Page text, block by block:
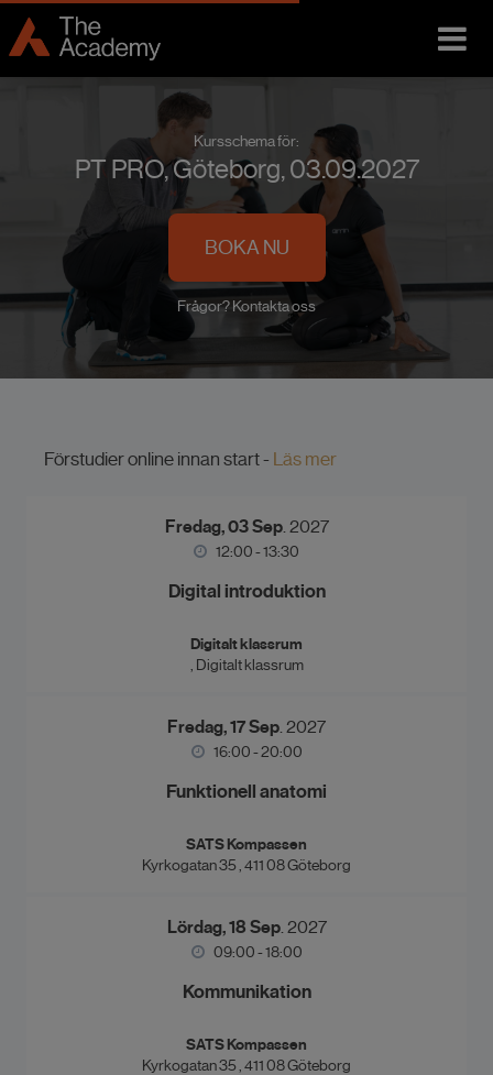
Kursschema för:
PT PRO, Göteborg, 03.09.2027
BOKA NU
Frågor? Kontakta oss
Förstudier online innan start - Läs mer
Fredag, 03 Sep. 2027
12:00 - 13:30
Digital introduktion
Digitalt klassrum
, Digitalt klassrum
Fredag, 17 Sep. 2027
16:00 - 20:00
Funktionell anatomi
SATS Kompassen
Kyrkogatan 35 , 411 08 Göteborg
Lördag, 18 Sep. 2027
09:00 - 18:00
Kommunikation
SATS Kompassen
Kyrkogatan 35 , 411 08 Göteborg